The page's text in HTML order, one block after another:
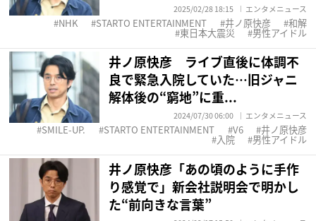
2025/02/28 18:15 エンタメニュース
NHK STARTO ENTERTAINMENT 井ノ原快彦 和解
東日本大震災 男性アイドル
井ノ原快彦 ライブ直後に体調不
良で緊急入院していた…旧ジャニ
解体後の“窮地”に重...
2024/07/30 06:00 エンタメニュース
SMILE-UP. STARTO ENTERTAINMENT V6 井ノ原快彦
入院 男性アイドル
井ノ原快彦「あの頃のように手作
り感覚で」新会社説明会で明かし
た“前向きな言葉”